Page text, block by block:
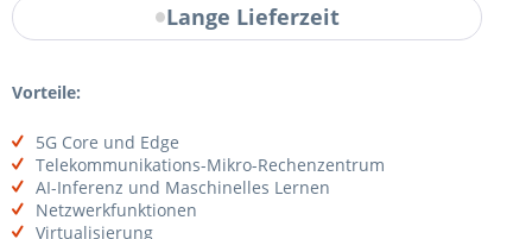
Lange Lieferzeit
Vorteile:
5G Core und Edge
Telekommunikations-Mikro-Rechenzentrum
AI-Inferenz und Maschinelles Lernen
Netzwerkfunktionen
Virtualisierung